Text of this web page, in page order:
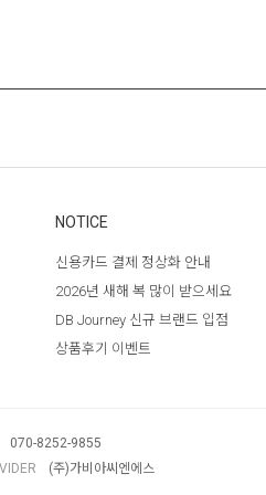
NOTICE
신용카드 결제 정상화 안내
2026년 새해 복 많이 받으세요
DB Journey 신규 브랜드 입점
상품후기 이벤트
070-8252-9855
(주)가비아씨엔에스